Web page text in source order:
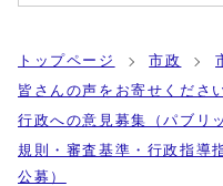
トップページ 市政
皆さんの声をお寄せくださ
行政への意見募集（パブリ
規則・審査基準・行政指導
公募）